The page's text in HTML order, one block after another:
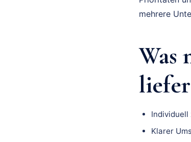
mehrere
Was
Klarer